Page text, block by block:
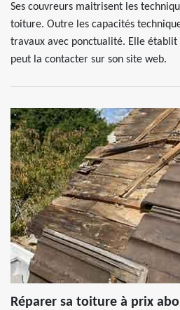
Ses couvreurs maitrisent les
toiture. Outre les capacités
travaux avec ponctualité. Elle établit
peut la contacter sur son site web.
Réparer sa toiture à prix